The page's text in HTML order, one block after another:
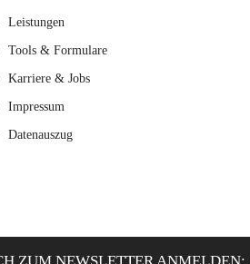
Leistungen
Tools & Formulare
Karriere & Jobs
Impressum
Datenauszug
ZUM NEWSLETTER ANMELDEN: